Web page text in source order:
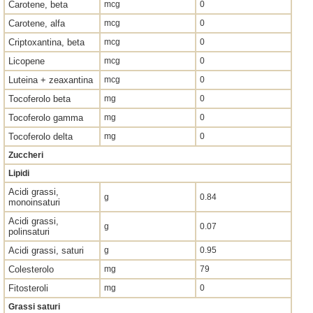
Carotene, beta mcg 0
Carotene, alfa mcg 0
Criptoxantina, beta mcg 0
Licopene mcg 0
Luteina + zeaxantina mcg 0
Tocoferolo beta mg 0
Tocoferolo gamma mg 0
Tocoferolo delta mg
0
Zuccheri
Lipidi
Acidi grassi,
monoinsaturi
g 0.84
Acidi grassi,
polinsaturi
g 0.07
Acidi grassi, saturi g 0.95
Colesterolo mg 79
Fitosteroli mg
0
Grassi saturi